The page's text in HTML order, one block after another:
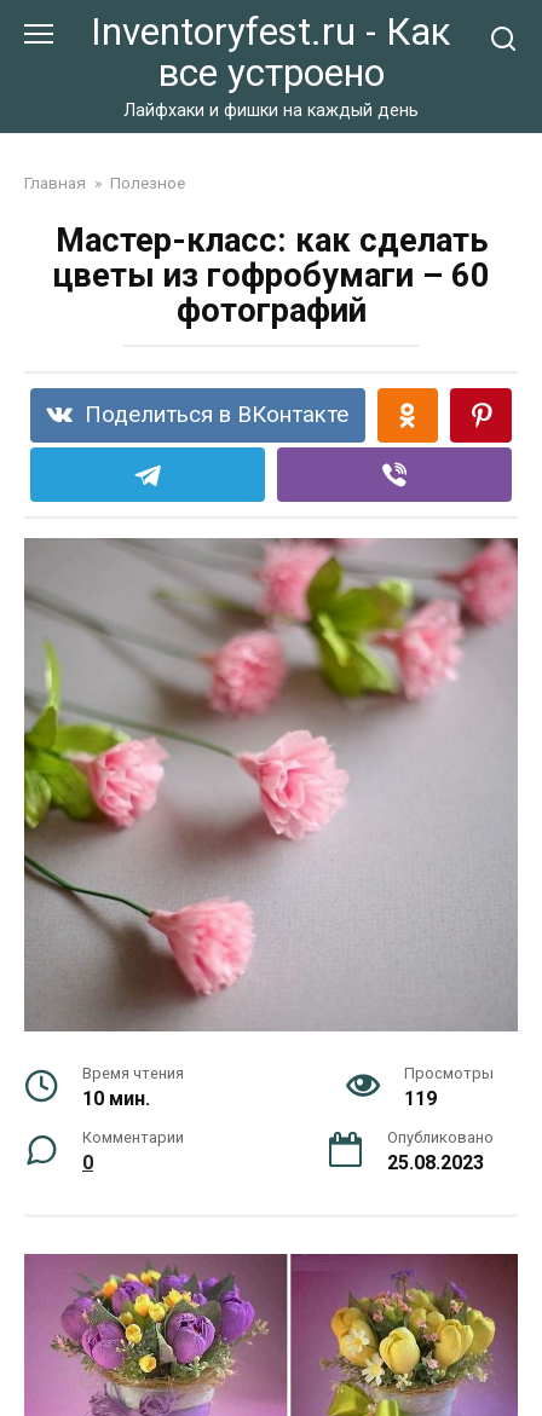
Inventoryfest.ru - Как
все устроено
Лайфхаки и фишки на каждый день
Главная » Полезное
Мастер-класс: как сделать
цветы из гофробумаги – 60
фотографий
Поделиться в ВКонтакте
Время чтения
10 мин.
Просмотры
119
Комментарии
0
Опубликовано
25.08.2023